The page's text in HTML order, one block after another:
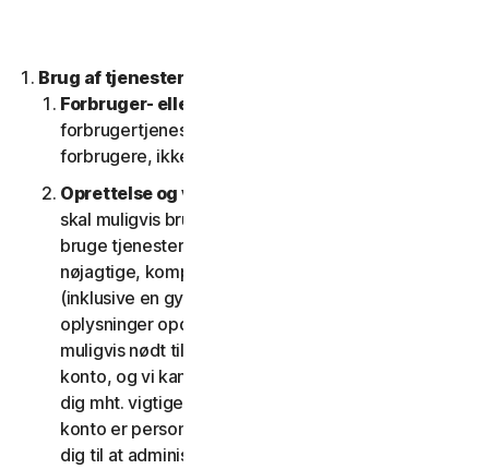
Brug af tjenesterne.
Forbruger- eller erhvervstjenester
forbrugertjenester er kun designet og egnet til
forbrugere, ikke til SV'er.
Oprettelse og vedligeholdelse af en konto.
skal muligvis bruge en konto for at få adgang til og
bruge tjenesterne. Det er vigtigt, at du giver os
nøjagtige, komplette og aktuelle kontooplysninger
(inklusive en gyldig mailadresse) og holder disse
oplysninger opdaterede. Hvis du ikke gør det, er vi
muligvis nødt til at suspendere eller afslutte din
konto, og vi kan muligvis ikke komme i kontakt med
dig mht. vigtige beskeder om dine tjenester. Din
konto er personlig og må udelukkende bruges af
dig til at administrere dine (eller, hvis det er tilladt